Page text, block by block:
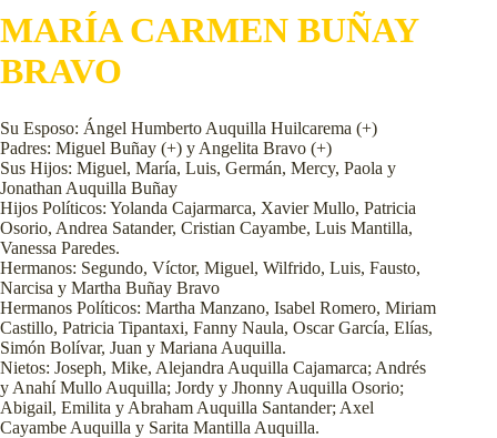
MARÍA CARMEN BUÑAY
BRAVO
Su Esposo: Ángel Humberto Auquilla Huilcarema (+)
Padres: Miguel Buñay (+) y Angelita Bravo (+)
Sus Hijos: Miguel, María, Luis, Germán, Mercy, Paola y
Jonathan Auquilla Buñay
Hijos Políticos: Yolanda Cajarmarca, Xavier Mullo, Patricia
Osorio, Andrea Satander, Cristian Cayambe, Luis Mantilla,
Vanessa Paredes.
Hermanos: Segundo, Víctor, Miguel, Wilfrido, Luis, Fausto,
Narcisa y Martha Buñay Bravo
Hermanos Políticos: Martha Manzano, Isabel Romero, Miriam
Castillo, Patricia Tipantaxi, Fanny Naula, Oscar García, Elías,
Simón Bolívar, Juan y Mariana Auquilla.
Nietos: Joseph, Mike, Alejandra Auquilla Cajamarca; Andrés
y Anahí Mullo Auquilla; Jordy y Jhonny Auquilla Osorio;
Abigail, Emilita y Abraham Auquilla Santander; Axel
Cayambe Auquilla y Sarita Mantilla Auquilla.